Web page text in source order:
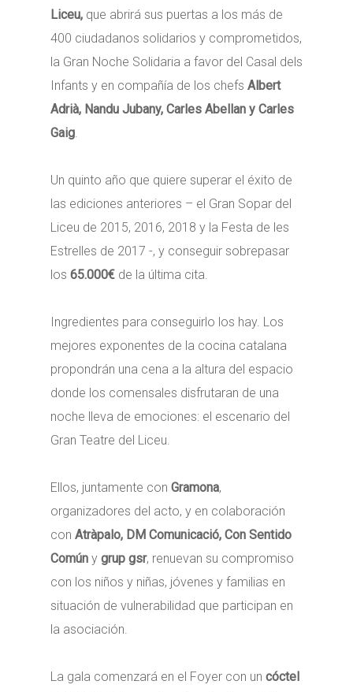
Liceu, que abrirá sus puertas a los más de
400 ciudadanos solidarios y comprometidos,
la Gran Noche Solidaria a favor del Casal dels
Infants y en compañía de los chefs Albert
Adrià, Nandu Jubany, Carles Abellan y Carles
Gaig.
Un quinto año que quiere superar el éxito de
las ediciones anteriores – el Gran Sopar del
Liceu de 2015, 2016, 2018 y la Festa de les
Estrelles de 2017 -, y conseguir sobrepasar
los 65.000€ de la última cita.
Ingredientes para conseguirlo los hay. Los
mejores exponentes de la cocina catalana
propondrán una cena a la altura del espacio
donde los comensales disfrutaran de una
noche lleva de emociones: el escenario del
Gran Teatre del Liceu.
Ellos, juntamente con Gramona,
organizadores del acto, y en colaboración
con Atràpalo, DM Comunicació, Con Sentido
Común y grup gsr, renuevan su compromiso
con los niños y niñas, jóvenes y familias en
situación de vulnerabilidad que participan en
la asociación.
La gala comenzará en el Foyer con un cóctel